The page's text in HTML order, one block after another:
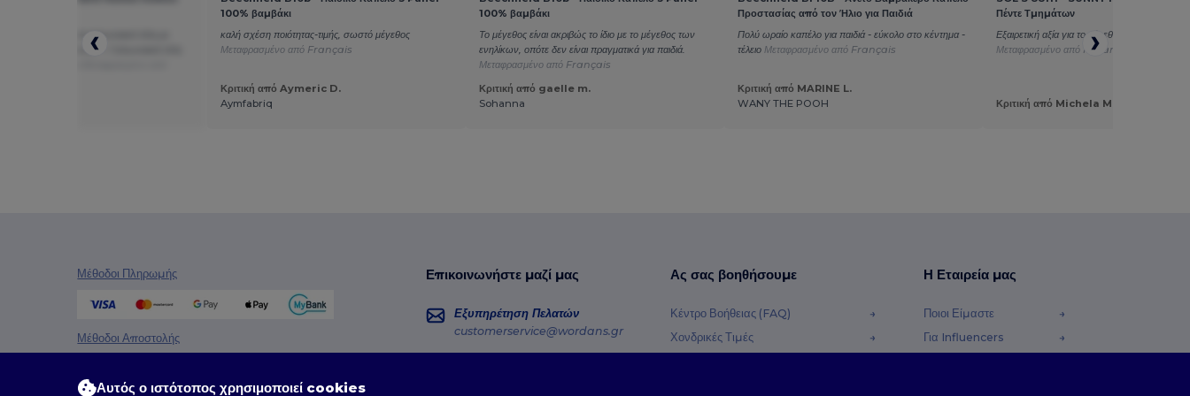
μόνο τα τελωνειακά τέλη με
κόστος καλύμματα 27.- / τελωνειακά τέλη
100% βαμβάκι
καλή σχέση ποιότητας-τιμής, σωστό μέγεθος
Μεταφρασμένο από Français
Κριτική από Aymeric D.
Aymfabriq
100% βαμβάκι
Το μέγεθος είναι ακριβώς το ίδιο με το μέγεθος των
ενηλίκων, οπότε δεν είναι πραγματικά για παιδιά.
Μεταφρασμένο από Français
Κριτική από gaelle m.
Sohanna
Προστασίας από τον Ήλιο για Παιδιά
Πολύ ωραίο καπέλο για παιδιά - εύκολο στο κέντημα -
τέλειοΜεταφρασμένο από Français
Κριτική από MARINE L.
WANY THE POOH
Πέντε Τμημάτων
Εξαιρετική αξία για το μέγεθος των χρημάτων
Μεταφρασμένο από Italian
Κριτική από Michela M.
Μέθοδοι Πληρωμής
Μέθοδοι Αποστολής
Επικοινωνήστε μαζί μας
Εξυπηρέτηση Πελατών
customerservice@wordans.gr
Ας σας βοηθήσουμε
Κέντρο Βοήθειας (FAQ)
Χονδρικές Τιμές
Η Εταιρεία μας
Ποιοι Είμαστε
Για Influencers
Αυτός ο ιστότοπος χρησιμοποιεί cookies